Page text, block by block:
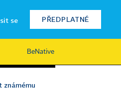
se PŘEDPLATNÉ
BeNative
známému